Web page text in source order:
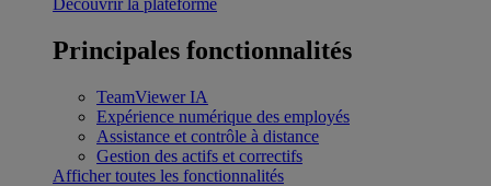
Découvrir la plateforme
Principales fonctionnalités
TeamViewer IA
Expérience numérique des employés
Assistance et contrôle à distance
Gestion des actifs et correctifs
Afficher toutes les fonctionnalités